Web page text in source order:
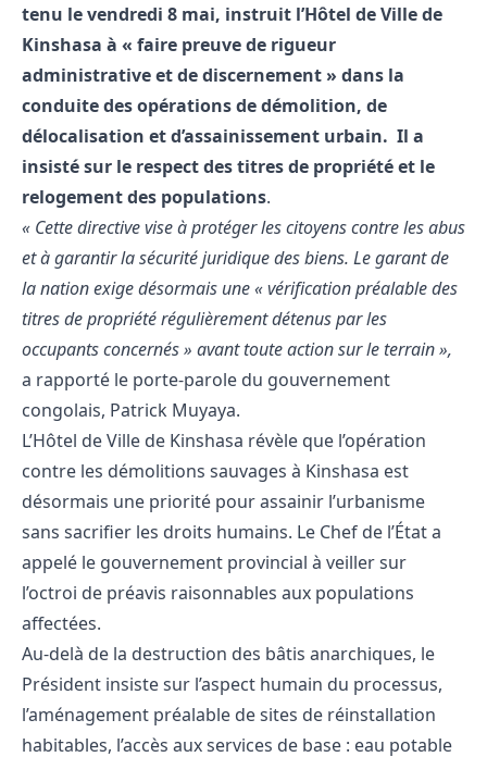
tenu le vendredi 8 mai, instruit l’Hôtel de Ville de
Kinshasa à « faire preuve de rigueur
administrative et de discernement » dans la
conduite des opérations de démolition, de
délocalisation et d’assainissement urbain. Il a
insisté sur le respect des titres de propriété et le
relogement des populations.
« Cette directive vise à protéger les citoyens contre les abus
et à garantir la sécurité juridique des biens. Le garant de
la nation exige désormais une « vérification préalable des
titres de propriété régulièrement détenus par les
occupants concernés » avant toute action sur le terrain »,
a rapporté le porte-parole du gouvernement
congolais, Patrick Muyaya.
L’Hôtel de Ville de Kinshasa révèle que l’opération
contre les démolitions sauvages à Kinshasa est
désormais une priorité pour assainir l’urbanisme
sans sacrifier les droits humains. Le Chef de l’État a
appelé le gouvernement provincial à veiller sur
l’octroi de préavis raisonnables aux populations
affectées.
Au-delà de la destruction des bâtis anarchiques, le
Président insiste sur l’aspect humain du processus,
l’aménagement préalable de sites de réinstallation
habitables, l’accès aux services de base : eau potable